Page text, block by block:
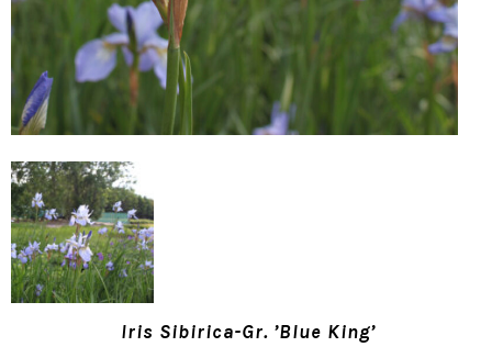
Iris Sibirica-Gr. ’Blue King’